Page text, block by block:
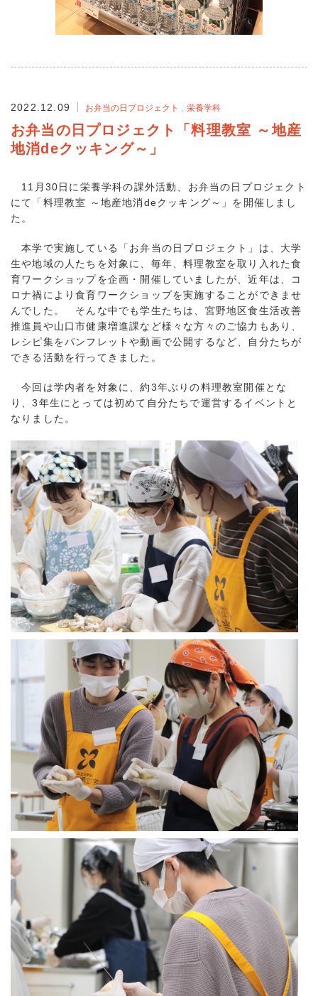
2022.12.09 お弁当の日プロジェクト 栄養学科
お弁当の日プロジェクト「料理教室 ～地産
地消deクッキング～」
11月30日に栄養学科の課外活動、お弁当の日プロジェクト
にて「料理教室 ～地産地消deクッキング～」を開催しまし
た。
本学で実施している「お弁当の日プロジェクト」は、大学
生や地域の人たちを対象に、毎年、料理教室を取り入れた食
育ワークショップを企画・開催していましたが、近年は、コ
ロナ禍により食育ワークショップを実施することができませ
んでした。 そんな中でも学生たちは、宮野地区食生活改善
推進員や山口市健康増進課など様々な方々のご協力もあり、
レシピ集をパンフレットや動画で公開するなど、自分たちが
できる活動を行ってきました。
今回は学内者を対象に、約3年ぶりの料理教室開催とな
り、3年生にとっては初めて自分たちで運営するイベントと
なりました。